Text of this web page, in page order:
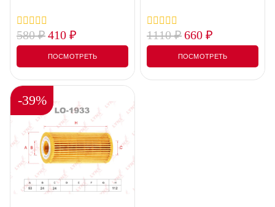
0
out
5
580₽410 ₽
ПОСМОТРЕТЬ
0
out
5
1110₽660 ₽
ПОСМОТРЕТЬ
-39%